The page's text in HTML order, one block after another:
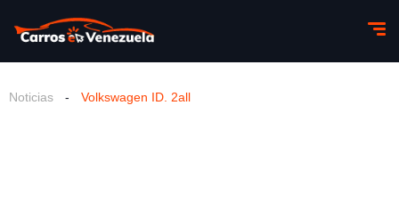
Noticias - Volkswagen ID. 2all